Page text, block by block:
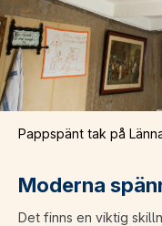
Pappspänt tak på
Moderna
Det finns en viktig